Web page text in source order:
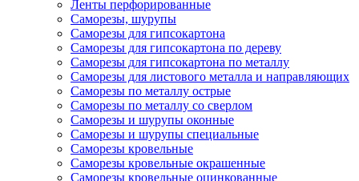
Ленты перфорированные
Саморезы, шурупы
Саморезы для гипсокартона
Саморезы для гипсокартона по дереву
Саморезы для гипсокартона по металлу
Саморезы для листового металла и направляющих
Саморезы по металлу острые
Саморезы по металлу со сверлом
Саморезы и шурупы оконные
Саморезы и шурупы специальные
Саморезы кровельные
Саморезы кровельные окрашенные
Саморезы кровельные оцинкованные